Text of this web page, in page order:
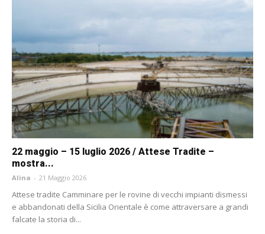
22 maggio – 15 luglio 2026 / Attese Tradite –
mostra...
Alina - 21 Maggio 2026
Attese tradite Camminare per le rovine di vecchi impianti dismessi
e abbandonati della Sicilia Orientale è come attraversare a grandi
falcate la storia di...